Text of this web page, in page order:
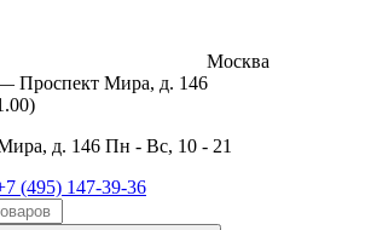
Москва
Проспект Мира, д. 146
д. 146 Пн - Вс, 10 - 21
(495) 147-39-36